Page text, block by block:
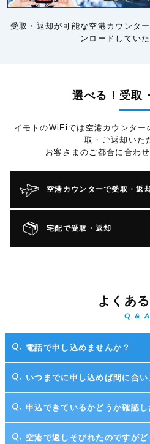
受取・返却が可能な空港カウンタ
ンロードしていた
選べる！受取
イモトのWiFiでは空港カウンター
取・ご返却いた
お客さまのご都合に合わ
空港カウンターで受取・返
宅配で受取・返却
よくあ
Q & A
電話で申し込めませんか？
いつまでに申し込めば間に合い
申込できているかどうか確認し
空港で返しそびれたのですが